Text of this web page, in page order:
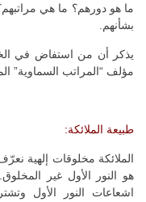
ما هو دورهم؟ ما هي
بشأنهم.
يذكر أن من استفاض في
مؤلف “المراتب السماوية”
طبيعة الملائكة:
الملائكة مخلوقات إلهية نعرّف
هو النور الأول غير
اشعاعات النور الأول